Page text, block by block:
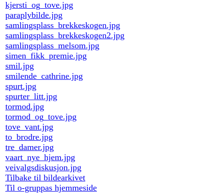
kjersti_og_tove.jpg
paraplybilde.jpg
samlingsplass_brekkeskogen.jpg
samlingsplass_brekkeskogen2.jpg
samlingsplass_melsom.jpg
simen_fikk_premie.jpg
smil.jpg
smilende_cathrine.jpg
spurt.jpg
spurter_litt.jpg
tormod.jpg
tormod_og_tove.jpg
tove_vant.jpg
to_brodre.jpg
tre_damer.jpg
vaart_nye_hjem.jpg
veivalgsdiskusjon.jpg
Tilbake til bildearkivet
Til o-gruppas hjemmeside